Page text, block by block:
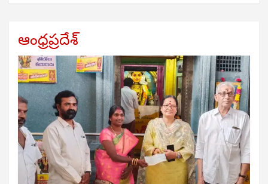
ఆంధ్రప్రదేశ్